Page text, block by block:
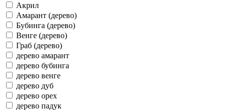
Акрил
Амарант (дерево)
Бубинга (дерево)
Венге (дерево)
Граб (дерево)
дерево амарант
дерево бубинга
дерево венге
дерево дуб
дерево орех
дерево падук